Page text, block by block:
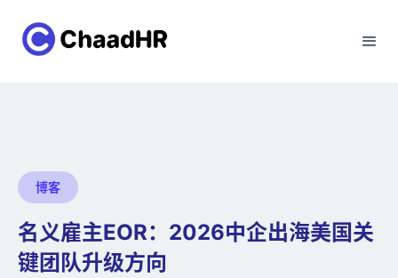
博客
名义雇主EOR：2026中企出海美国关
键团队升级方向